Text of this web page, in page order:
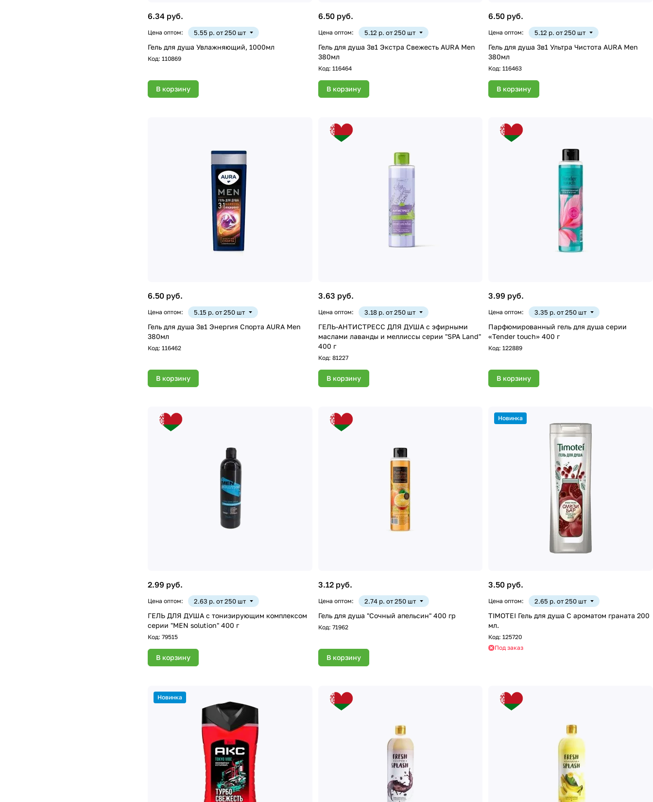
6.34 руб.
Цена оптом: 5.55 р. от 250 шт
Гель для душа Увлажняющий, 1000мл
Код: 110869
В корзину
6.50 руб.
Цена оптом: 5.12 р. от 250 шт
Гель для душа 3в1 Экстра Свежесть AURA Men
380мл
Код: 116464
В корзину
6.50 руб.
Цена оптом: 5.12 р. от 250 шт
Гель для душа 3в1 Ультра Чистота AURA Men
380мл
Код:116463
В корзину
6.50 руб.
Цена оптом: 5.15 р. от 250 шт
Гель для душа 3в1 Энергия Спорта AURA Men
380мл
Код: 116462
В корзину
3.63 руб.
Цена оптом: 3.18 р. от 250 шт
ГЕЛЬ-АНТИСТРЕСС ДЛЯ ДУША с эфирными
маслами лаванды и меллиссы серии "SPA Land"
400 г
Код: 81227
В корзину
3.99 руб.
Цена оптом: 3.35 р. от 250 шт
Парфюмированный гель для душа серии
«Tender touch» 400 г
Код:122889
В корзину
2.99 руб.
Цена оптом: 2.63 р. от 250 шт
ГЕЛЬ ДЛЯ ДУША с тонизирующим комплексом
серии "МEN solution" 400 г
Код: 79515
В корзину
3.12 руб.
Цена оптом: 2.74 р. от 250 шт
Гель для душа "Сочный апельсин" 400 гр
Код: 71962
В корзину
Новинка
3.50 руб.
Цена оптом: 2.65 р. от 250 шт
TIMOTEI Гель для душа С ароматом граната 200
мл.
Код:125720
Под заказ
Новинка